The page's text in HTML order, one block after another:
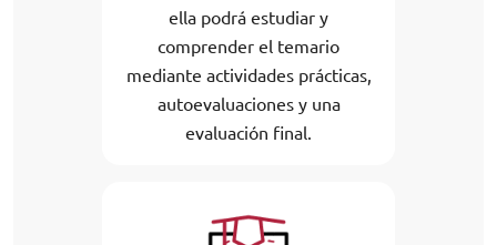
ella podrá estudiar y
comprender el temario
mediante actividades prácticas,
autoevaluaciones y una
evaluación final.